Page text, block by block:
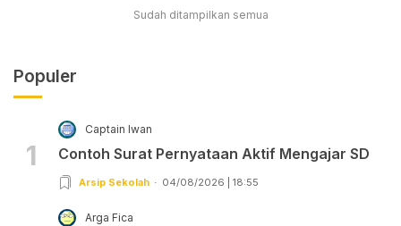
Sudah ditampilkan semua
Populer
1
Captain Iwan
Contoh Surat Pernyataan Aktif Mengajar SD
Arsip Sekolah 04/08/2026 | 18:55
Arga Fica